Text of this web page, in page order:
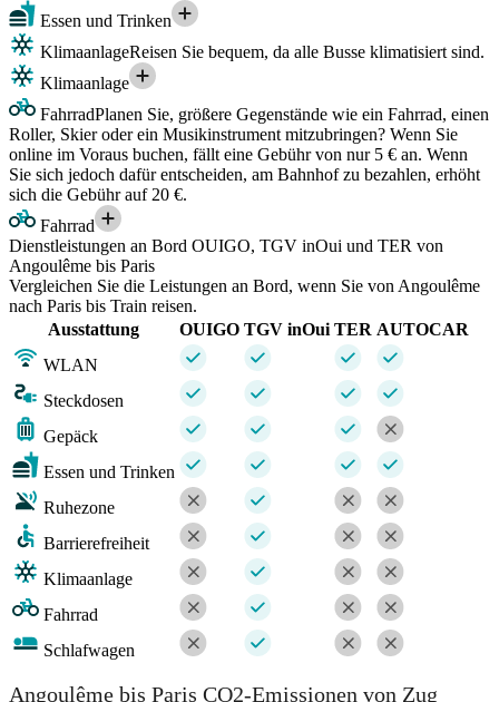
Essen und Trinken
KlimaanlageReisen Sie bequem, da alle Busse klimatisiert sind.
Klimaanlage
FahrradPlanen Sie, größere Gegenstände wie ein Fahrrad, einen
Roller, Skier oder ein Musikinstrument mitzubringen? Wenn Sie
online im Voraus buchen, fällt eine Gebühr von nur 5 € an. Wenn
Sie sich jedoch dafür entscheiden, am Bahnhof zu bezahlen, erhöht
sich die Gebühr auf 20 €.
Fahrrad
Dienstleistungen an Bord OUIGO, TGV inOui und TER von
Angoulême bis Paris
Vergleichen Sie die Leistungen an Bord, wenn Sie von Angoulême
nach Paris bis Train reisen.
Ausstattung
OUIGO TGV inOui TER AUTOCAR
WLAN
Steckdosen
Gepäck
Essen und Trinken
Ruhezone
Barrierefreiheit
Klimaanlage
Fahrrad
Schlafwagen
Angoulême bis Paris CO2-Emissionen von Zug